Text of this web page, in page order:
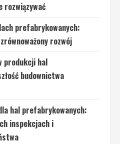
prefabrykowanych:
rozwój
produkcji hal
budownictwa
hal prefabrykowanych:
inspekcjach i